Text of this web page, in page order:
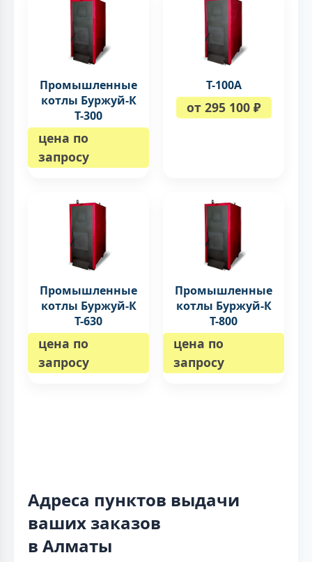
Промышленные
котлы Буржуй-К
Т-300
цена по
запросу
Т-100A
от 295 100 ₽
Промышленные
котлы Буржуй-К
Т-630
цена по
запросу
Промышленные
котлы Буржуй-К
Т-800
цена по
запросу
Адреса пунктов выдачи
ваших заказов
в Алматы